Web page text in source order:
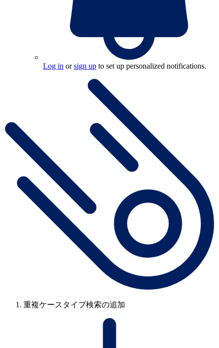
Log in orsign up to set up personalized notifications.
重複ケースタイプ検索の追加